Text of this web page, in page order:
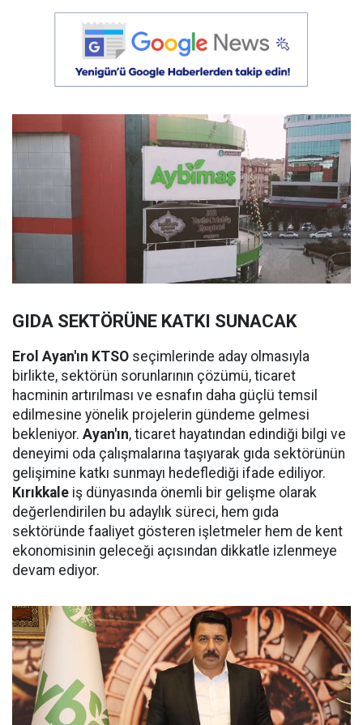
GIDA SEKTÖRÜNE KATKI SUNACAK
Erol Ayan'ın KTSO seçimlerinde aday olmasıyla
birlikte, sektörün sorunlarının çözümü, ticaret
hacminin artırılması ve esnafın daha güçlü temsil
edilmesine yönelik projelerin gündeme gelmesi
bekleniyor. Ayan'ın, ticaret hayatından edindiği bilgi ve
deneyimi oda çalışmalarına taşıyarak gıda sektörünün
gelişimine katkı sunmayı hedeflediği ifade ediliyor.
Kırıkkale iş dünyasında önemli bir gelişme olarak
değerlendirilen bu adaylık süreci, hem gıda
sektöründe faaliyet gösteren işletmeler hem de kent
ekonomisinin geleceği açısından dikkatle izlenmeye
devam ediyor.